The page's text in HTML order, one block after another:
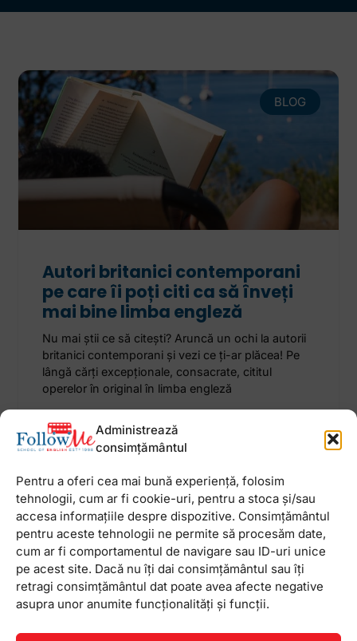
Administrează
consimțământul
Pentru a oferi cea mai bună experiență, folosim
tehnologii, cum ar fi cookie-uri, pentru a stoca și/sau
accesa informațiile despre dispozitive. Consimțământul
pentru aceste tehnologii ne permite să procesăm date,
cum ar fi comportamentul de navigare sau ID-uri unice
pe acest site. Dacă nu îți dai consimțământul sau îți
retragi consimțământul dat poate avea afecte negative
asupra unor anumite funcționalități și funcții.
BLOG
Autori britanici contemporani
pe care îi poți citi ca să înveți
mai bine limba engleză
Nu mai știi ce să citești? Aruncă un ochi la autorii
britanici contemporani și vezi ce ți-ar plăcea! Pe
lângă cărți excepționale, consacrate, cititul
operelor în original în limba engleză
4 octombrie 2023 Niciun comentariu
Newsletter